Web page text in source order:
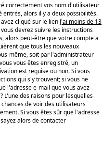
correctement vos nom d'utilisateur
alors il y a deux possibilités.
cliqué sur le lien J'ai moins de 13
devrez suivre les instructions
alors peut-être que votre compte a
que tous les nouveaux
même, soit par l'administrateur
vous êtes enregistré, un
est requise ou non. Si vous
qui s'y trouvent; si vous ne
l'adresse e-mail que vous avez
L'une des raisons pour lesquelles
de voir des utilisateurs
Si vous êtes sûr que l'adresse
alors de contacter